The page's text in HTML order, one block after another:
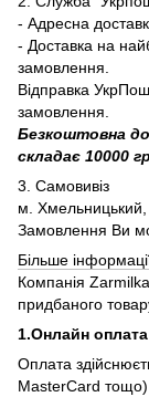
- Адресна
- Доставка на
замовлення.
Відправка
замовлення.
Безкоштовна
складає 10000
3. Самовивіз
м.
Замовлення Ви
Більше
Компанія
придбаного
1.Онлайн
Оплата
MasterCard тощо)